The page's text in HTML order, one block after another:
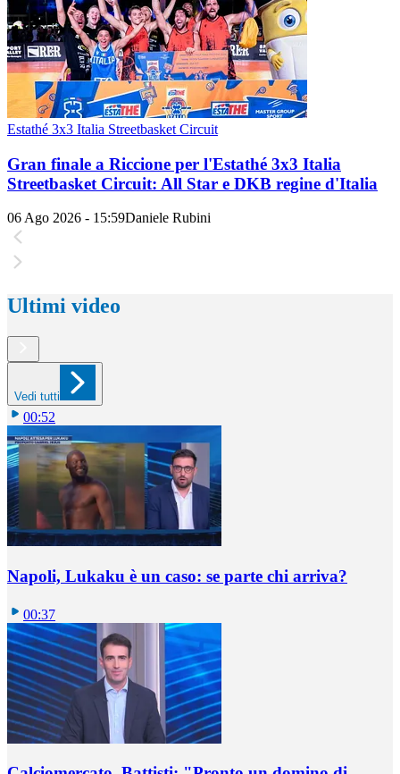
Estathé 3x3 Italia Streetbasket Circuit
Gran finale a Riccione per l'Estathé 3x3 Italia
Streetbasket Circuit: All Star e DKB regine d'Italia
06 Ago 2026 - 15:59Daniele Rubini
Ultimi video
Vedi tutti
00:52
Napoli, Lukaku è un caso: se parte chi arriva?
00:37